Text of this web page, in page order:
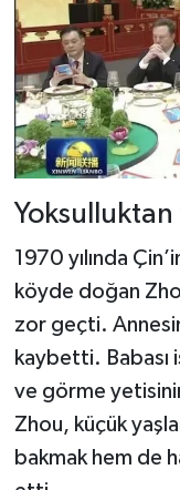
1970 yılında
köyde doğan
zor geçti.
kaybetti. Babası
ve görme
Zhou, küçük
bakmak hem de